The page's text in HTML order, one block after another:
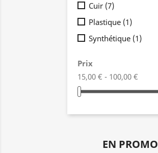
Cuir (7)
Plastique (1)
Synthétique (1)
Prix
15,00 € - 100,00 €
EN PROMO